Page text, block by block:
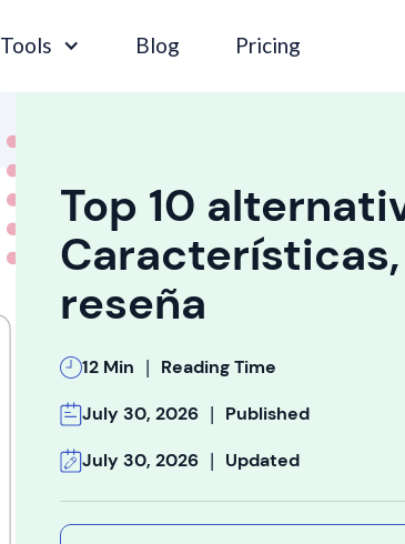
Tools Blog Pricing
Top 10
reseña
12 Min | Reading Time
July 30, 2026 | Published
July 30, 2026 | Updated